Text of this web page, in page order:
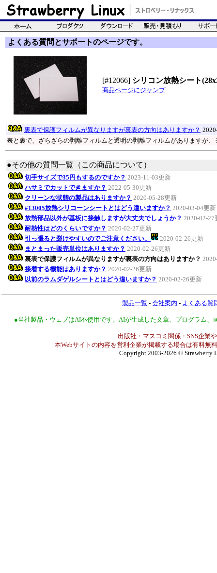
よくある質問とサポートのページです。
[#12066] シリコン放熱シート
商品ページにジャンプ
裏表で保護フィルムが異なりますが裏表の方向はありますか？
表と裏で、ざらざらの剥離フィルムと透明の剥離フィルムがありますが
●その他の質問一覧（この商品について）
切手サイズで35円もするのですか？ 2023-11-03更新
ハサミでカットできますか？ 2022-05-30更新
クリーンな状態の製品はありますか？ 2020-05-28更新
#13005放熱シリコーンシートとはどう違いますか？ 2020-03-04更新
放熱部品以外が基板に接触しますが大丈夫でしょうか？ 2020-02-27
耐熱性はどのくらいですか？ 2020-02-27更新
引っ張ると裂けやすいのでご注意ください。
2020-02-26更新
まとまった販売単位はありますか？ 2020-02-26更新
裏表で保護フィルムが異なりますが裏表の方向はありますか？
接着する機能はありますか？ 2020-02-26更新
以前のラムダゲルシートとはどう違いますか？ 2020-02-26更新
製品一覧 - 会社案内 - よくある質
●当社製品・ウェブはAI不使用です。AIが生成した文章、プログラム
出版社・マスコミ関係・SNS企業
本Webサイトの内容を営利企業が掲載する場合は有料無
Copyright 2003-2026 © Strawberry